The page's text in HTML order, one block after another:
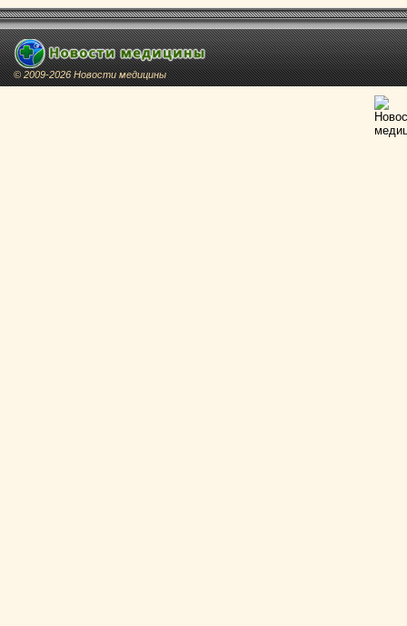
© 2009-2026 Новости медицины